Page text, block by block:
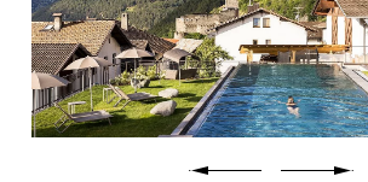
Kulinarik
Wellness
Erlebnis Südtirol